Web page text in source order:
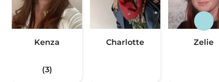
Kenza
(3)
Charlotte Zelie